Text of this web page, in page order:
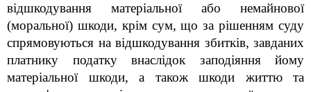
відшкодування матеріальної або немайнової
(моральної) шкоди, крім сум, що за рішенням суду
спрямовуються на відшкодування збитків, завданих
платнику податку внаслідок заподіяння йому
матеріальної шкоди, а також шкоди життю та